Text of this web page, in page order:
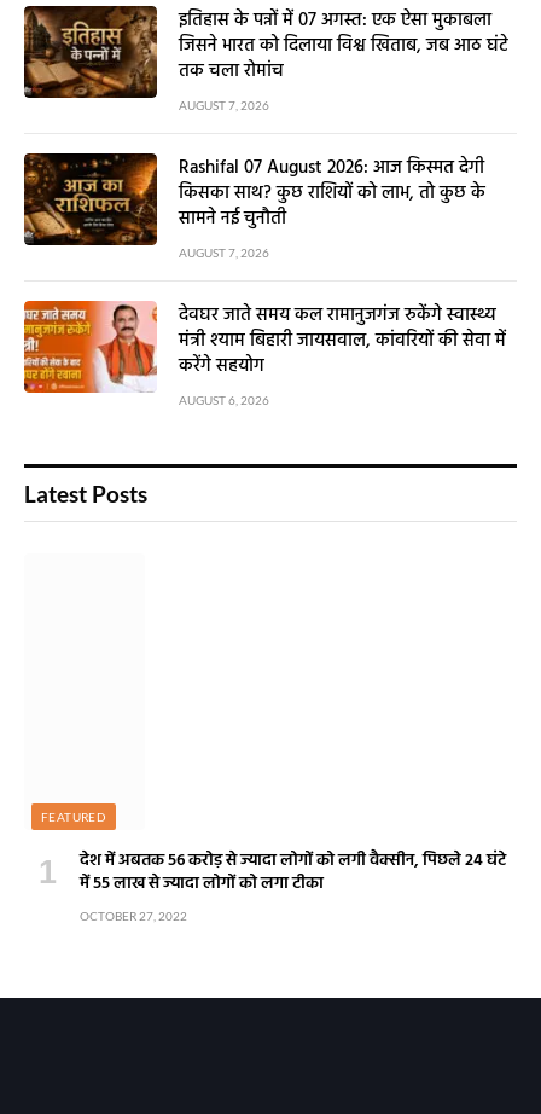
इतिहास के पन्नों में 07 अगस्त: एक ऐसा मुकाबला
जिसने भारत को दिलाया विश्व खिताब, जब आठ घंटे
तक चला रोमांच
AUGUST 7, 2026
Rashifal 07 August 2026: आज किस्मत देगी
किसका साथ? कुछ राशियों को लाभ, तो कुछ के
सामने नई चुनौती
AUGUST 7, 2026
देवघर जाते समय कल रामानुजगंज रुकेंगे स्वास्थ्य
मंत्री श्याम बिहारी जायसवाल, कांवरियों की सेवा में
करेंगे सहयोग
AUGUST 6, 2026
Latest Posts
FEATURED
देश में अबतक 56 करोड़ से ज्यादा लोगों को लगी वैक्सीन, पिछले 24 घंटे
में 55 लाख से ज्यादा लोगों को लगा टीका
OCTOBER 27, 2022